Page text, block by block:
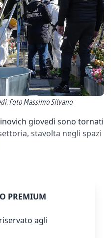
Foto Massimo Silvano
giovedì sono tornati
stavolta negli spazi
PREMIUM
agli